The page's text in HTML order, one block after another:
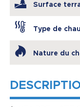
Surface
Type de
Nature du